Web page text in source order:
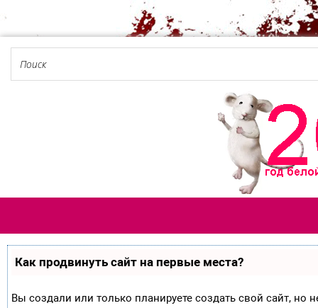
Как продвинуть сайт на первые места?
Вы создали или только планируете создать свой сайт, но